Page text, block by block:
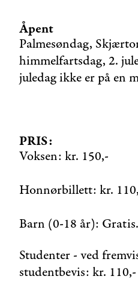
Åpent
Palmesøndag,
himmelfartsdag, 2.
juledag ikke er på en
PRIS:
Voksen: kr. 150,-
Honnørbillett: kr.
Barn (0-18 år): Gratis.
Studenter - ved
studentbevis: kr. 110,-